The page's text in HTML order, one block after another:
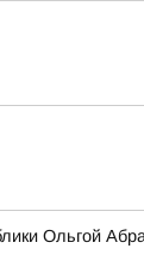
Ольгой